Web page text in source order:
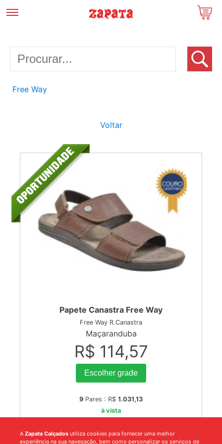
Free Way
Voltar
Papete Canastra Free Way
Free Way R.Canastra
Maçaranduba
R$ 114,57
Escolher grade
9 Pares : R$ 1.031,13
à vista
A Zapata Calçados utiliza cookies para fornecer uma melhor
experiência na sua navegação, bem como personalizar os serviços de